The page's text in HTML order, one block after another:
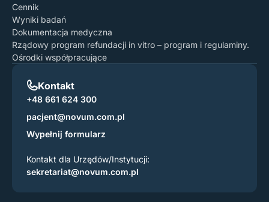
Cennik
Wyniki badań
Dokumentacja medyczna
Rządowy program refundacji in vitro – program i regulaminy.
Ośrodki współpracujące
Kontakt
+48 661 624 300
pacjent@novum.com.pl
Wypełnij formularz
Kontakt dla Urzędów/Instytucji:
sekretariat@novum.com.pl